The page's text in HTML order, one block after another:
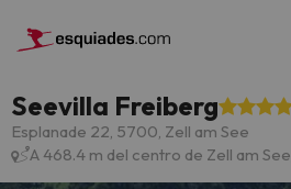
Seevilla Freiberg
Esplanade 22, 5700, Zell am See
A 468.4 m del centro de Zell am See